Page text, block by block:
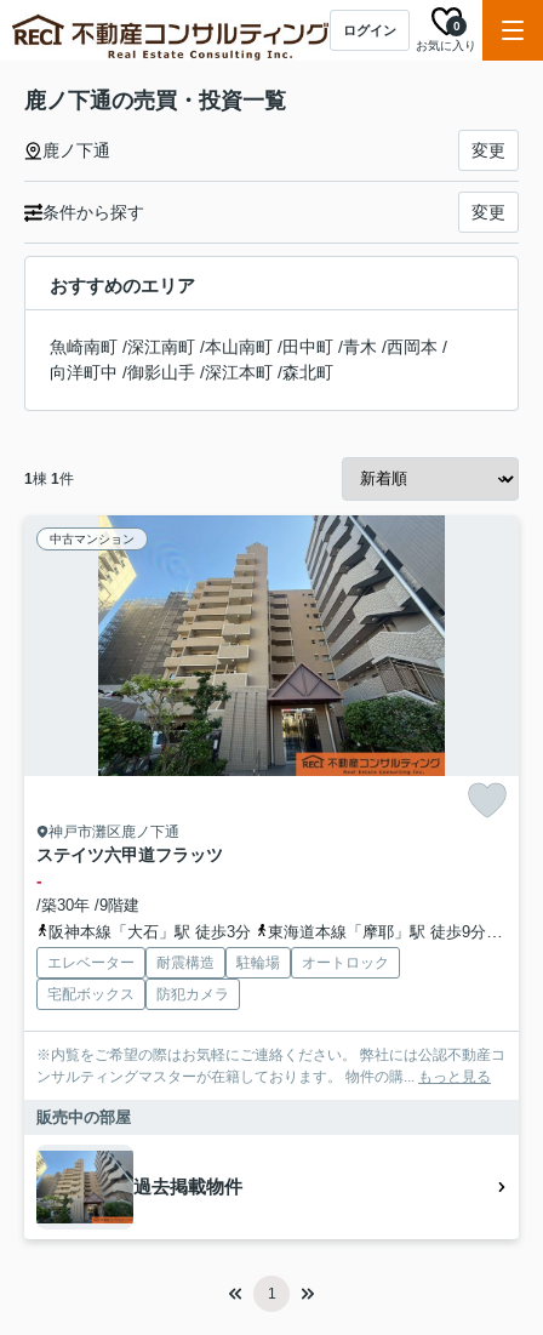
ログイン
お気に入り
0
鹿ノ下通の売買・投資一覧
鹿ノ下通 変更
条件から探す 変更
おすすめのエリア
魚崎南町 /深江南町 /本山南町 /田中町 /青木 /西岡本 /
向洋町中 /御影山手 /深江本町 /森北町
1棟 1件
中古マンション
神戸市灘区鹿ノ下通
ステイツ六甲道フラッツ
-
/築30年 /9階建
阪神本線「大石」駅 徒歩3分
東海道本線「摩耶」駅 徒歩9分
エレベーター 耐震構造 駐輪場
オートロック
宅配ボックス
防犯カメラ
※内覧をご希望の際はお気軽にご連絡ください。 弊社には公認不動産コ
ンサルティングマスターが在籍しております。 物件の購... もっと見る
販売中の部屋
過去掲載物件
1